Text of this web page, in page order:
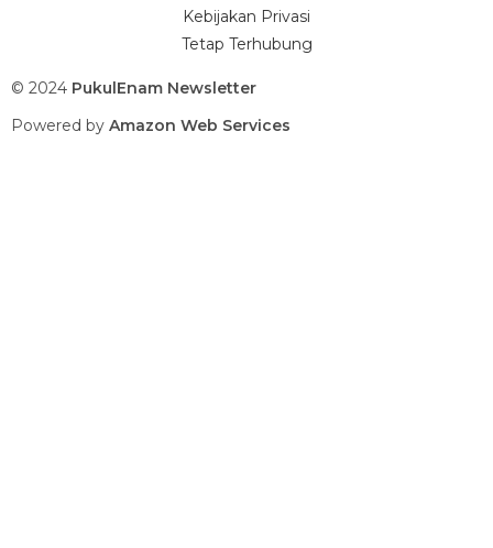
Kebijakan Privasi
Tetap Terhubung
© 2024 PukulEnam Newsletter
Powered by Amazon Web Services